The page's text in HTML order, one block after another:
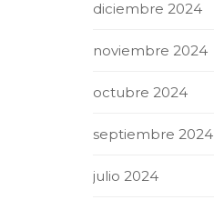
diciembre 2024
noviembre 2024
octubre 2024
septiembre 2024
julio 2024